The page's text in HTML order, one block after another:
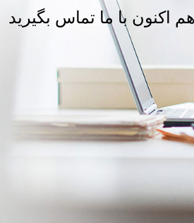
اکنون با ما تماس بگیرید